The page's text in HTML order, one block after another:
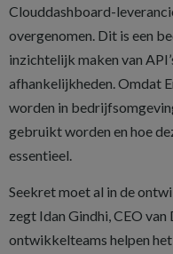
Clouddashboard-
overgenomen. Dit is een
inzichtelijk maken van
afhankelijkheden. Omdat
worden in
gebruikt worden en hoe
essentieel.
Seekret moet al in de
zegt Idan Gindhi, CEO van
ontwikkelteams helpen